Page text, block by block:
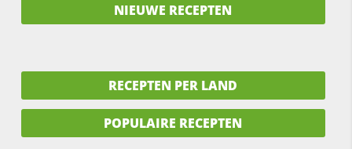
NIEUWE RECEPTEN
RECEPTEN PER LAND
POPULAIRE RECEPTEN